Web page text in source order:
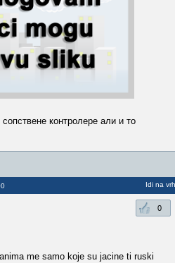
контролере али и то
Idi na vrh
0
me samo koje su jacine ti ruski